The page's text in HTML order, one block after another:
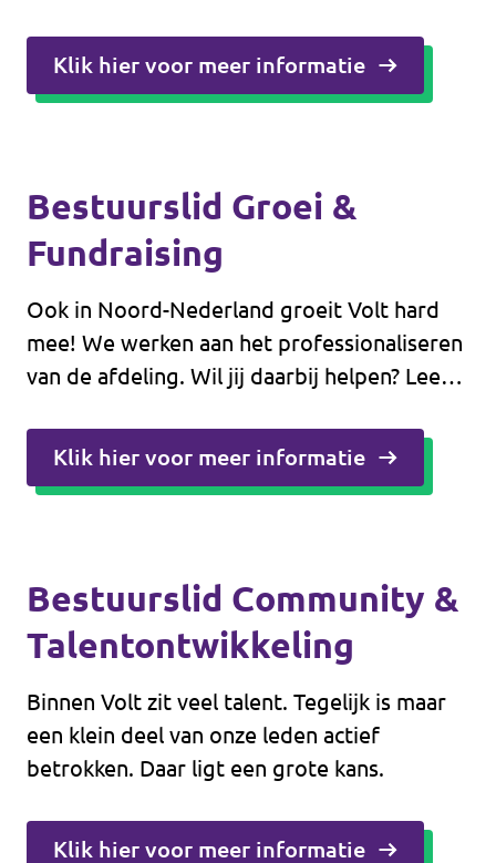
Klik hier voor meer informatie
Bestuurslid Groei &
Fundraising
Ook in Noord-Nederland groeit Volt hard
mee! We werken aan het professionaliseren
van de afdeling. Wil jij daarbij helpen? Lees
Klik hier voor meer informatie
Bestuurslid Community &
Talentontwikkeling
Binnen Volt zit veel talent. Tegelijk is maar
een klein deel van onze leden actief
betrokken. Daar ligt een grote kans.
Klik hier voor meer informatie